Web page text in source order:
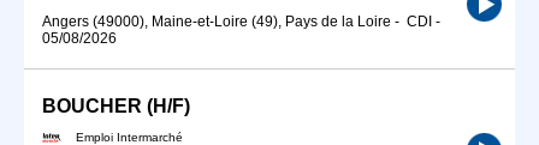
Angers (49000), Maine-et-Loire (49), Pays de la Loire - CDI -
05/08/2026
BOUCHER (H/F)
Emploi Intermarché